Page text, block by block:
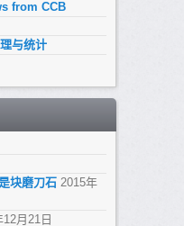
from CCB
与统计
块磨刀石 2015年
12月21日